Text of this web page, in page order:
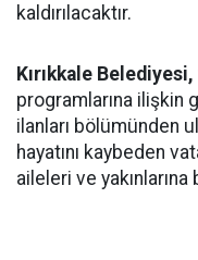
kaldırılacaktır.
Kırıkkale Belediyesi,
programlarına
ilanları bölümünden
hayatını kaybeden
aileleri ve yakınlarına